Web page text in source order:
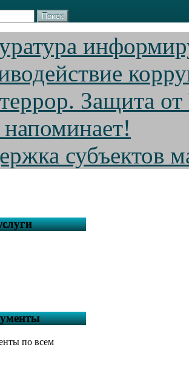
Поиск
Защита
субъектов
по всем